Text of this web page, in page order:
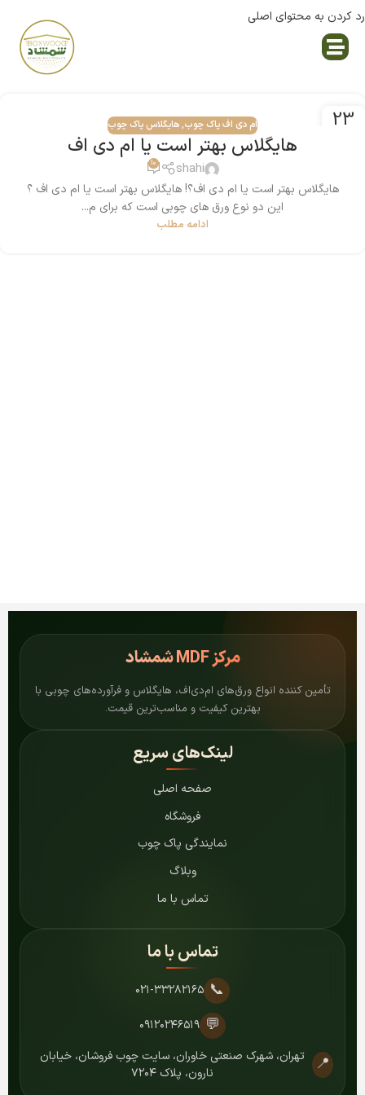
رد کردن به محتوای اصلی
23 ام دی اف پاک چوب,هایگلاس پاک چوب
هایگلاس بهتر است یا ام دی اف
shahi
10
هایگلاس بهتر است یا ام دی اف؟! هایگلاس بهتر است یا ام دی اف ؟
این دو نوع ورق های چوبی است که برای م...
ادامه مطلب
مرکزMDF شمشاد
تأمین کننده انواع ورق‌های ام‌دی‌اف، هایگلاس و فرآورده‌های چوبی با
بهترین کیفیت و مناسب‌ترین قیمت.
لینک‌های سریع
صفحه اصلی
فروشگاه
نمایندگی پاک چوب
وبلاگ
تماس با ما
تماس با ما
📞 ۰۲۱-۳۳۲۸۲۱۶۵
💬 ۰۹۱۲۰۲۴۶۵۱۹
📍
تهران، شهرک صنعتی خاوران، سایت چوب فروشان، خیابان
نارون، پلاک ۷۲۰۴